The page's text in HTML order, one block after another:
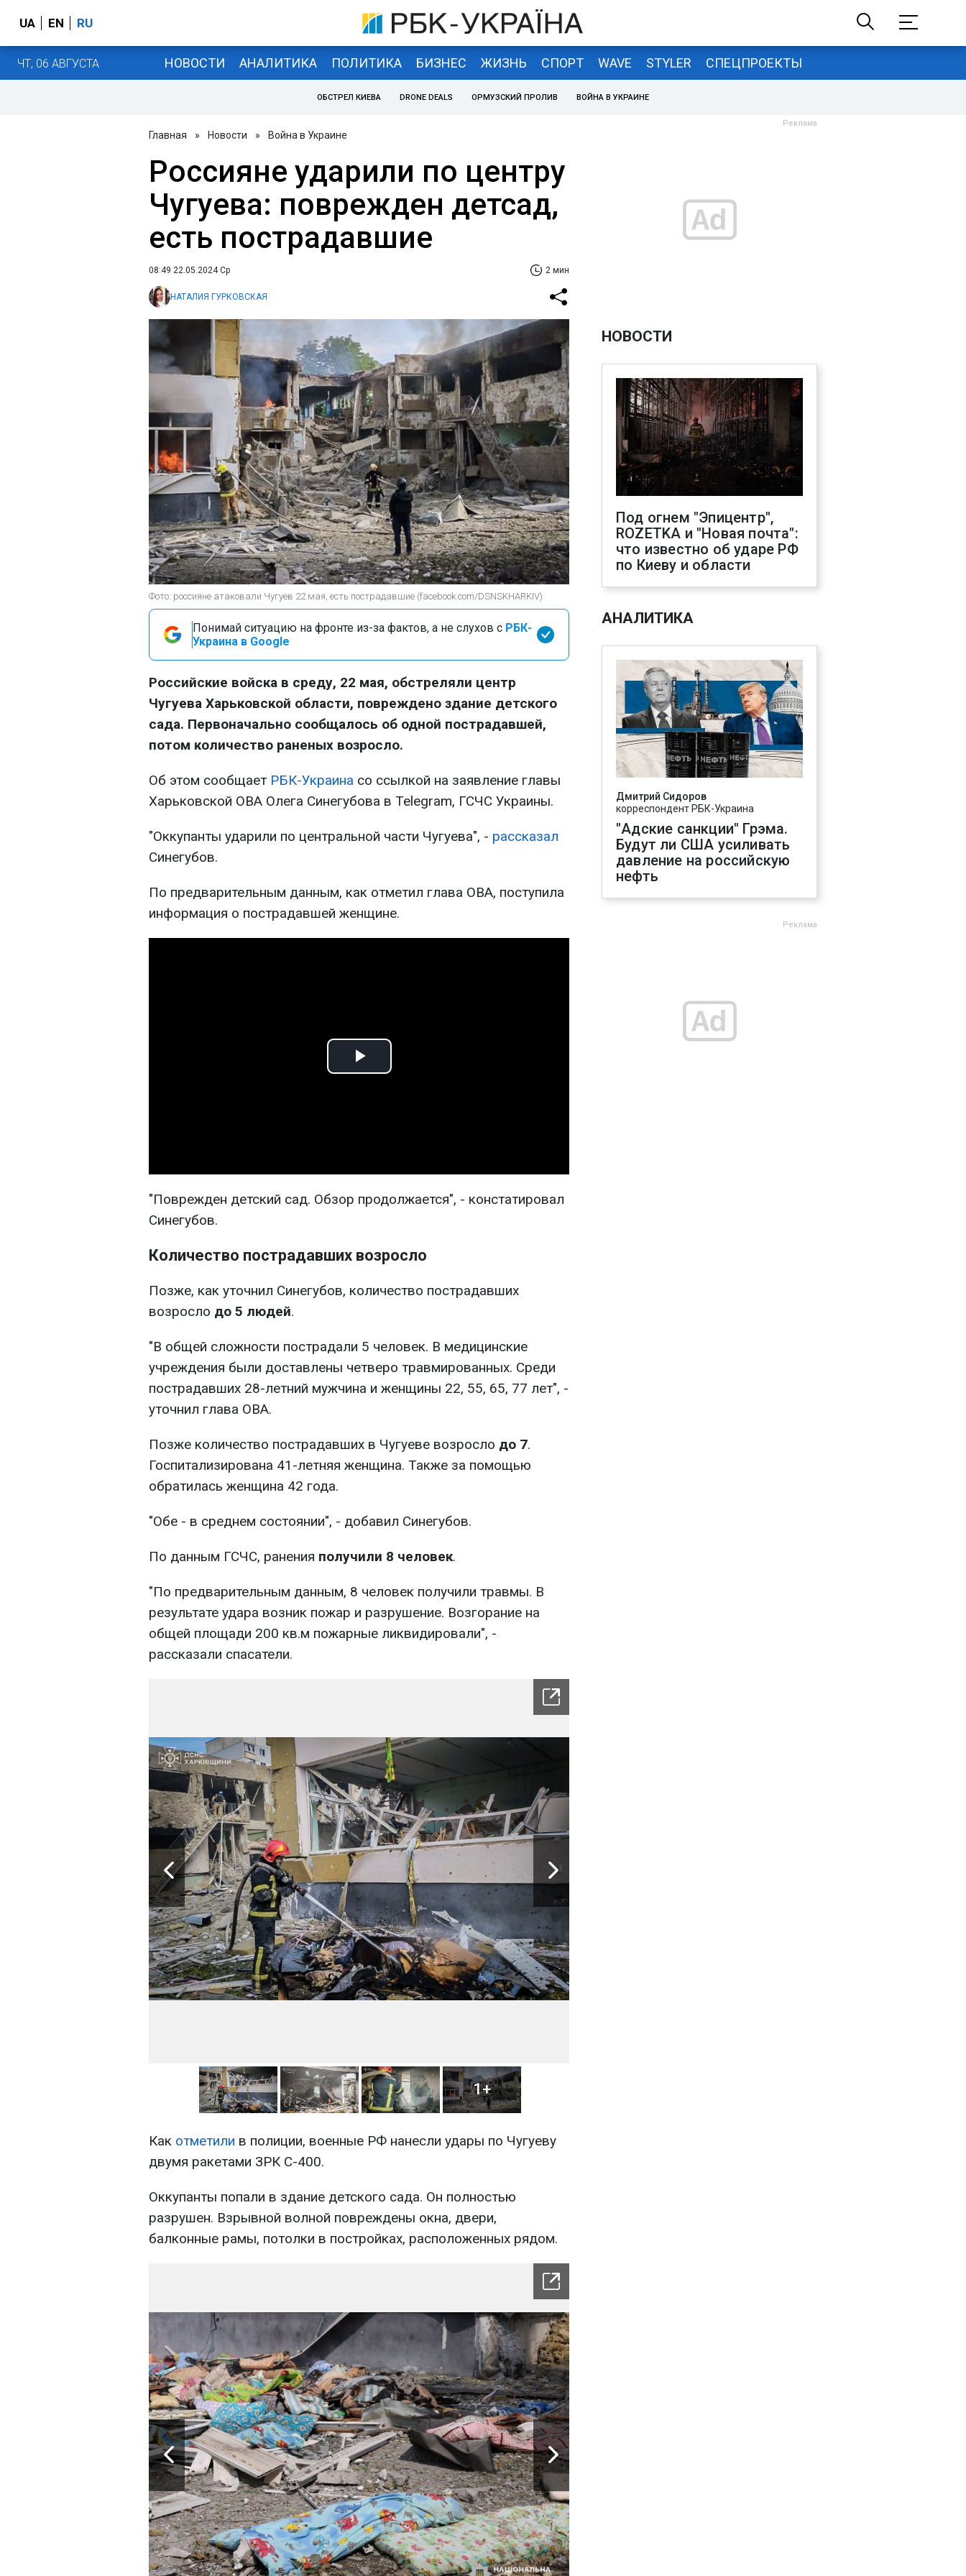
UA EN RU
ЧТ, 06 АВГУСТА НОВОСТИ АНАЛИТИКА ПОЛИТИКА БИЗНЕС ЖИЗНЬ СПОРТ WAVE STYLER СПЕЦПРОЕКТЫ
ОБСТРЕЛ КИЕВА DRONE DEALS ОРМУЗСКИЙ ПРОЛИВ ВОЙНА В УКРАИНЕ
Главная » Новости » Война в Украине
Россияне ударили по центру
Чугуева: поврежден детсад,
есть пострадавшие
08:49 22.05.2024 Ср 2 мин
НАТАЛИЯ ГУРКОВСКАЯ
Фото: россияне атаковали Чугуев 22 мая, есть пострадавшие (facebook.com/DSNSKHARKIV)
Понимай ситуацию на фронте из-за фактов, а не слухов с РБК-
Украина в Google
Российские войска в среду, 22 мая, обстреляли центр
Чугуева Харьковской области, повреждено здание детского
сада. Первоначально сообщалось об одной пострадавшей,
потом количество раненых возросло.
Об этом сообщает РБК-Украина со ссылкой на заявление главы
Харьковской ОВА Олега Синегубова в Telegram, ГСЧС Украины.
"Оккупанты ударили по центральной части Чугуева", - рассказал
Синегубов.
По предварительным данным, как отметил глава ОВА, поступила
информация о пострадавшей женщине.
Play
"Поврежден детский сад. Обзор продолжается", - констатировал
Синегубов.
Количество пострадавших возросло
Позже, как уточнил Синегубов, количество пострадавших
возросло до 5 людей.
"В общей сложности пострадали 5 человек. В медицинские
учреждения были доставлены четверо травмированных. Среди
пострадавших 28-летний мужчина и женщины 22, 55, 65, 77 лет", -
уточнил глава ОВА.
Позже количество пострадавших в Чугуеве возросло до 7.
Госпитализирована 41-летняя женщина. Также за помощью
обратилась женщина 42 года.
"Обе - в среднем состоянии", - добавил Синегубов.
По данным ГСЧС, ранения получили 8 человек.
"По предварительным данным, 8 человек получили травмы. В
результате удара возник пожар и разрушение. Возгорание на
общей площади 200 кв.м пожарные ликвидировали", -
рассказали спасатели.
1+
Как отметили в полиции, военные РФ нанесли удары по Чугуеву
двумя ракетами ЗРК С-400.
Оккупанты попали в здание детского сада. Он полностью
разрушен. Взрывной волной повреждены окна, двери,
балконные рамы, потолки в постройках, расположенных рядом.
НОВОСТИ
Под огнем "Эпицентр",
ROZETKA и "Новая почта":
что известно об ударе РФ
по Киеву и области
АНАЛИТИКА
Дмитрий Сидоров
корреспондент РБК-Украина
"Адские санкции" Грэма.
Будут ли США усиливать
давление на российскую
нефть